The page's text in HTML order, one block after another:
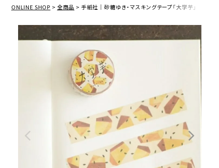
ONLINE SHOP 全商品 手紙社｜砂糖ゆき・マスキングテープ「大学芋」